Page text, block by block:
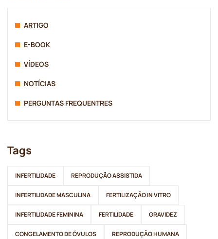
ARTIGO
E-BOOK
VÍDEOS
NOTÍCIAS
PERGUNTAS FREQUENTRES
Tags
INFERTILIDADE REPRODUÇÃO ASSISTIDA
INFERTILIDADE MASCULINA FERTILIZAÇÃO IN VITRO
INFERTILIDADE FEMININA FERTILIDADE GRAVIDEZ
CONGELAMENTO DE ÓVULOS REPRODUÇÃO HUMANA